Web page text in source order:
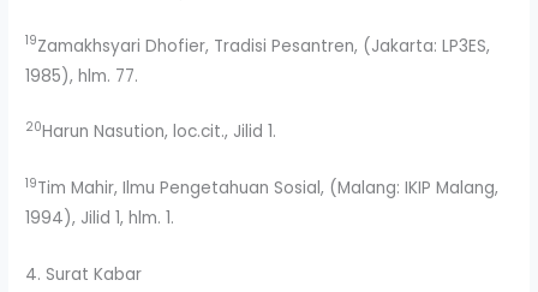
19Zamakhsyari Dhofier, Tradisi Pesantren, (Jakarta: LP3ES,
1985), hlm. 77.
20Harun Nasution, loc.cit., Jilid 1.
19Tim Mahir, Ilmu Pengetahuan Sosial, (Malang: IKIP Malang,
1994), Jilid 1, hlm. 1.
4. Surat Kabar